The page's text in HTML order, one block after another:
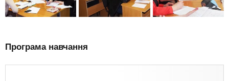
Програма навчання